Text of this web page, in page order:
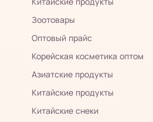
Зоотовары
Оптовый прайс
Корейская косметика оптом
Азиатские продукты
Китайские продукты
Китайские снеки